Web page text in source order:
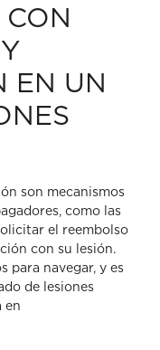
EN UN
son mecanismos
como las
el reembolso
con su lesión.
para navegar, y es
de lesiones
en